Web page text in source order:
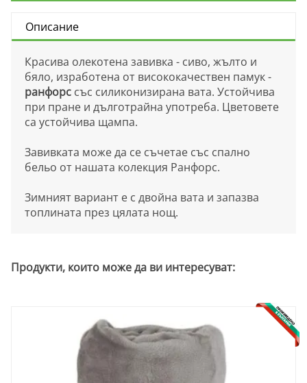
Описание
Красива олекотена завивка - сиво, жълто и
бяло, изработена от висококачествен памук -
ранфорс със силиконизирана вата. Устойчива
при пране и дълготрайна употреба. Цветовете
са устойчива щампа.
Завивката може да се съчетае със спално
бельо от нашата колекция Ранфорс.
Зимният вариант е с двойна вата и запазва
топлината през цялата нощ.
Продукти, които може да ви интересуват: